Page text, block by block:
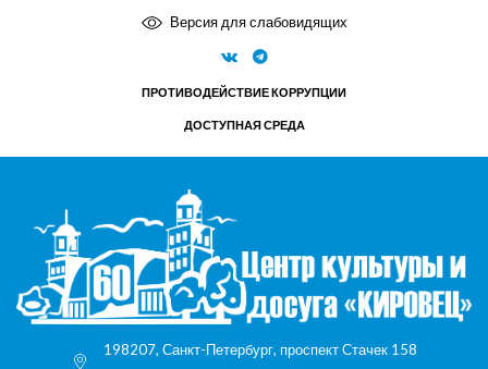
Версия для слабовидящих
ПРОТИВОДЕЙСТВИЕ КОРРУПЦИИ
ДОСТУПНАЯ СРЕДА
198207, Санкт-Петербург, проспект Стачек 158